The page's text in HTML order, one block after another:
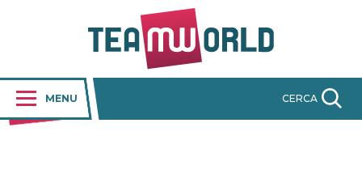
MENU CERCA